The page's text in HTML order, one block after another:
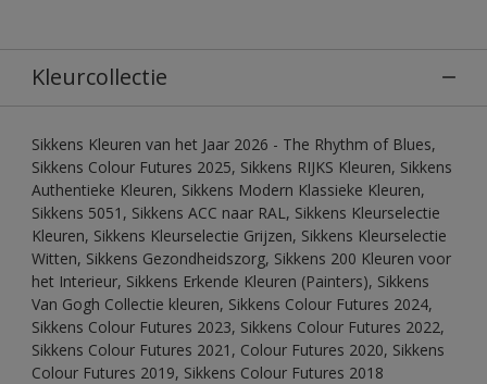
Kleurcollectie
Sikkens Kleuren van het Jaar 2026 - The Rhythm of Blues,
Sikkens Colour Futures 2025, Sikkens RIJKS Kleuren, Sikkens
Authentieke Kleuren, Sikkens Modern Klassieke Kleuren,
Sikkens 5051, Sikkens ACC naar RAL, Sikkens Kleurselectie
Kleuren, Sikkens Kleurselectie Grijzen, Sikkens Kleurselectie
Witten, Sikkens Gezondheidszorg, Sikkens 200 Kleuren voor
het Interieur, Sikkens Erkende Kleuren (Painters), Sikkens
Van Gogh Collectie kleuren, Sikkens Colour Futures 2024,
Sikkens Colour Futures 2023, Sikkens Colour Futures 2022,
Sikkens Colour Futures 2021, Colour Futures 2020, Sikkens
Colour Futures 2019, Sikkens Colour Futures 2018